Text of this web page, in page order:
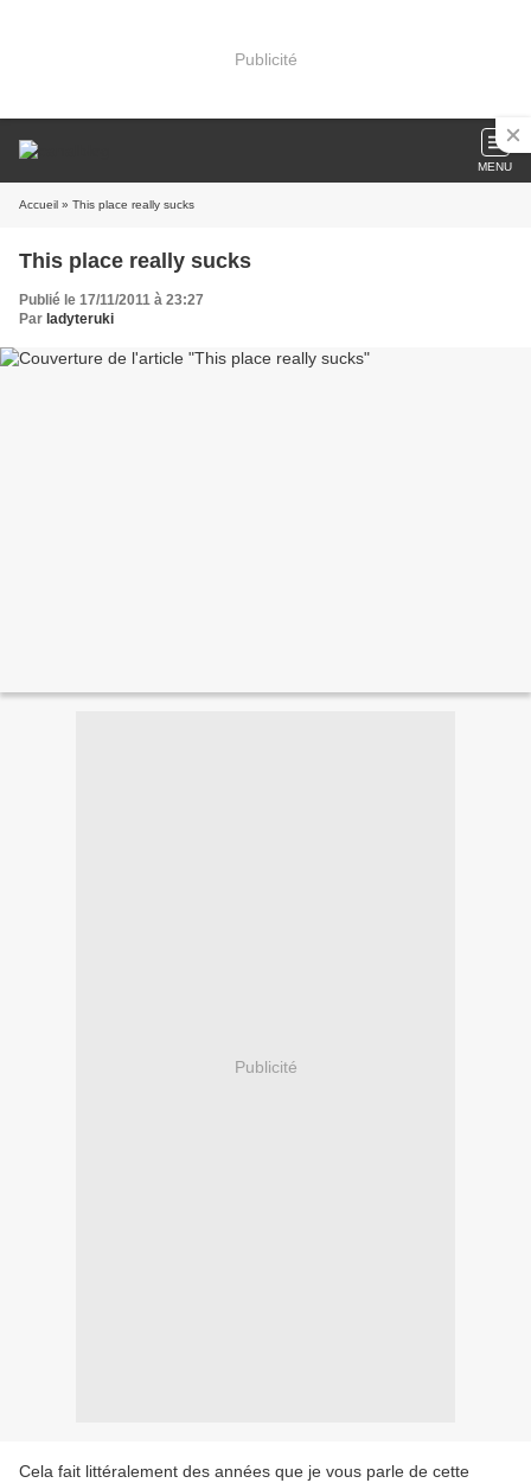
Publicité
MENU
Accueil » This place really sucks
This place really sucks
Publié le 17/11/2011 à 23:27
Par ladyteruki
Publicité
Cela fait littéralement des années que je vous parle de cette